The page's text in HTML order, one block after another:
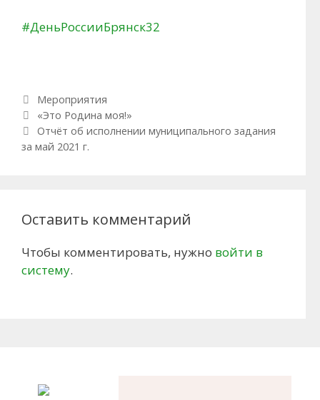
#ДеньРоссииБрянск32
Рубрики
Мероприятия
Навигация по записям
«Это Родина моя!»
Отчёт об исполнении муниципального задания
за май 2021 г.
Оставить комментарий
Чтобы комментировать, нужно войти в
систему.